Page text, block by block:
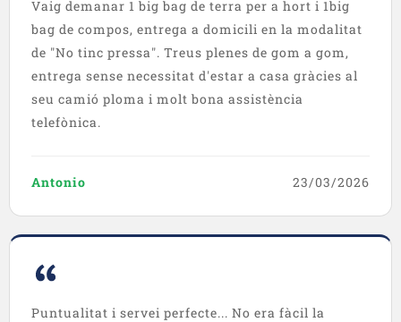
Vaig demanar 1 big bag de terra per a hort i 1big
bag de compos, entrega a domicili en la modalitat
de "No tinc pressa". Treus plenes de gom a gom,
entrega sense necessitat d'estar a casa gràcies al
seu camió ploma i molt bona assistència
telefònica.
Antonio 23/03/2026
Puntualitat i servei perfecte... No era fàcil la